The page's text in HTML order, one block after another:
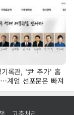
기록관, '尹 추가' 홈
계엄 선포문은 빠져